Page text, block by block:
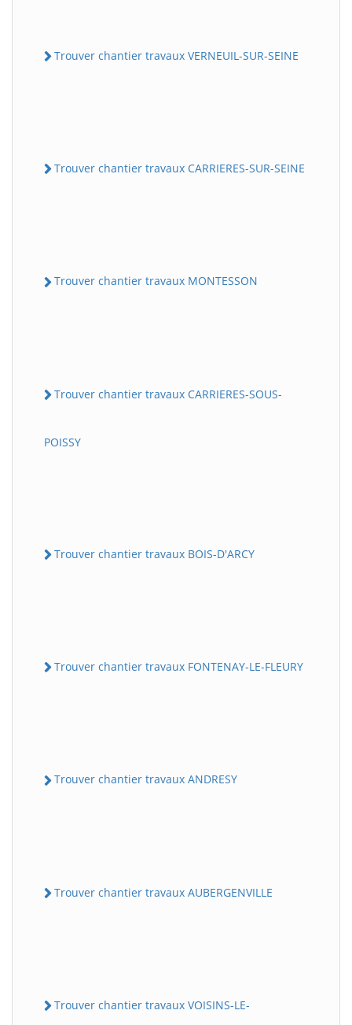
Trouver chantier travaux VERNEUIL-SUR-SEINE
Trouver chantier travaux CARRIERES-SUR-SEINE
Trouver chantier travaux MONTESSON
Trouver chantier travaux CARRIERES-SOUS-
POISSY
Trouver chantier travaux BOIS-D'ARCY
Trouver chantier travaux FONTENAY-LE-FLEURY
Trouver chantier travaux ANDRESY
Trouver chantier travaux AUBERGENVILLE
Trouver chantier travaux VOISINS-LE-